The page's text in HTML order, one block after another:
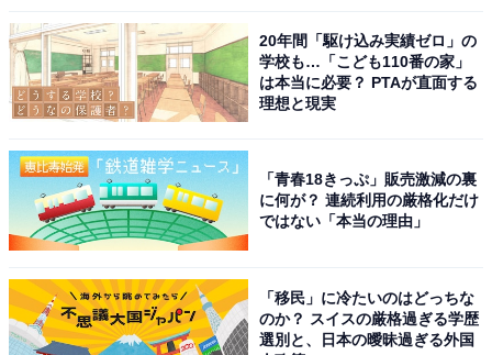
信右衛門は那須にある小藩の元家老で、明治維新前に農
家に転身したという役どころ。コレラに罹患（りかん）
し、最期を迎えるシーンは減量して臨んだそう。SNSで
は早過ぎる別れを惜しむ声が相次ぎました。
回答コメントでは「存在感がとにかく強く、画面に出て
くるだけで物語が締まる感じがします」（40代男性／北
海道）、「今回の朝ドラでの主人公の父親役の演技が印
象的だったから」（50代男性／東京都）、「昔からいろ
んな役をされていて、好感度が高いです」（40代女性／
山形県）などの声が集まりました。
20年間「駆け込み実績ゼロ」の
学校も…「こども110番の家」
は本当に必要？ PTAが直面する
理想と現実
「青春18きっぷ」販売激減の裏
に何が？ 連続利用の厳格化だけ
ではない「本当の理由」
「移民」に冷たいのはどっちな
のか？ スイスの厳格過ぎる学歴
選別と、日本の曖昧過ぎる外国